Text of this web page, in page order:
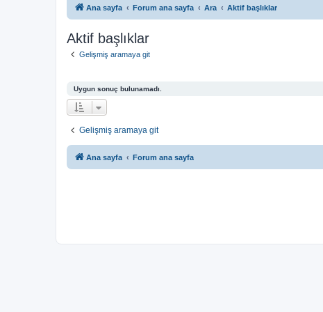
Ana sayfa Forum ana sayfa Ara Aktif başlıklar
Aktif başlıklar
Gelişmiş aramaya git
Uygun sonuç bulunamadı.
Gelişmiş aramaya git
Ana sayfa Forum ana sayfa